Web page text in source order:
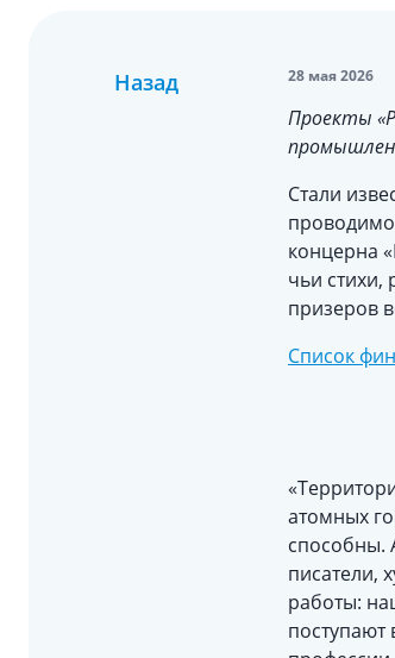
Назад 28 мая 2026
Проекты
Стали
концерна
чьи стихи,
призеров
Список
атомных
способны.
писатели,
работы:
поступают